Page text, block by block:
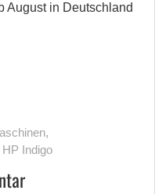
August in Deutschland
,
HP Indigo